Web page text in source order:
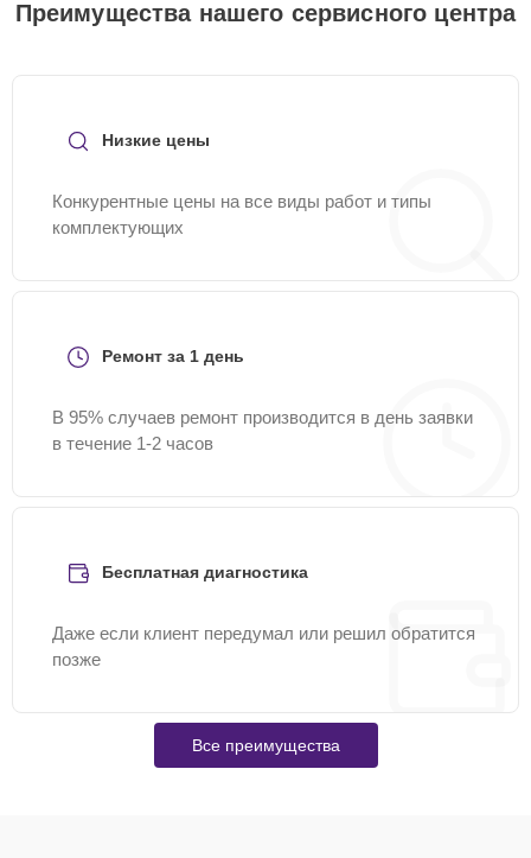
Преимущества нашего сервисного центра
Низкие цены
Конкурентные цены на все виды работ и типы
комплектующих
Ремонт за 1 день
В 95% случаев ремонт производится в день заявки
в течение 1-2 часов
Бесплатная диагностика
Даже если клиент передумал или решил обратится
позже
Все преимущества